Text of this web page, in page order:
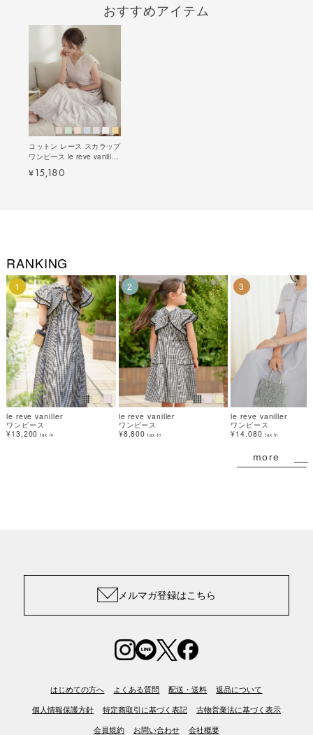
おすすめアイテム
コットン レース スカラップ
ワンピース le reve vaniller
全7色｜lvn321-
1682【10】
¥ 15,180
RANKING
1
le reve vaniller
ワンピース
¥13,200 tax in
2
le reve vaniller
ワンピース
¥8,800 tax in
3
le reve vaniller
ワンピース
¥14,080 tax in
more
メルマガ登録はこちら
はじめての方へ よくある質問 配送・送料 返品について
個人情報保護方針 特定商取引に基づく表記 古物営業法に基づく表示
会員規約 お問い合わせ 会社概要